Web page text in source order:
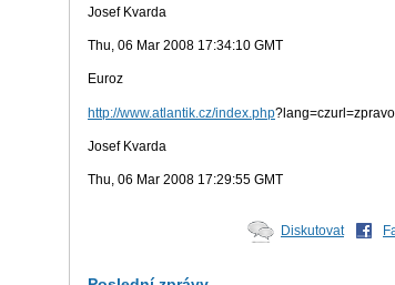
Josef Kvarda
Thu, 06 Mar 2008 17:34:10 GMT
Euroz
http://www.atlantik.cz/index.php
Josef Kvarda
Thu, 06 Mar 2008 17:29:55 GMT
Diskutovat